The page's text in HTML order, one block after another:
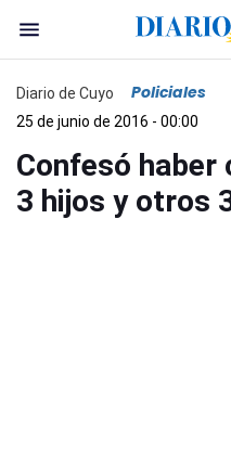
Diario de Cuyo Policiales
25 de junio de 2016 - 00:00
Confesó
3 hijos y otros